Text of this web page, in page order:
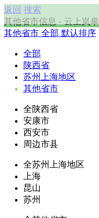
返回 搜索
其他省市信息 - 云上岚皋
其他省市 全部 默认排序
全部
陕西省
苏州上海地区
其他省市
全陕西省
安康市
西安市
周边市县
全苏州上海地区
上海
昆山
苏州